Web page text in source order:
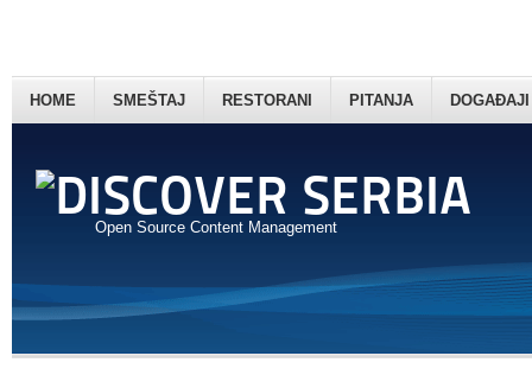
Open Source Content Management
HOME SMEŠTAJ RESTORANI PITANJA DOGAĐAJI